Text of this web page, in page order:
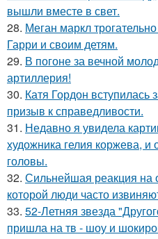
вышли вместе в свет.
28. Меган маркл
Гарри и своим детям.
29. В погоне за вечной
артиллерия!
30. Катя Гордон вступилась
призыв к справедливости.
31. Недавно я увидела
художника гелия коржева,
головы.
32. Сильнейшая реакция на
которой люди часто
33. 52-Летняя звезда
пришла на тв - шоу и